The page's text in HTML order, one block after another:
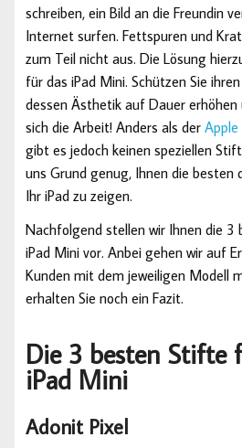
schreiben, ein Bild an die Freundin
Internet surfen. Fettspuren und
zum Teil nicht aus. Die Lösung
für das iPad Mini. Schützen Sie
dessen Ästhetik auf Dauer erhöhen
sich die Arbeit! Anders als der Apple
gibt es jedoch keinen speziellen
uns Grund genug, Ihnen die besten
Ihr iPad zu zeigen.
Nachfolgend stellen wir Ihnen die
iPad Mini vor. Anbei gehen wir auf
Kunden mit dem jeweiligen Modell
erhalten Sie noch ein Fazit.
Die 3 besten Stifte
iPad Mini
Adonit Pixel